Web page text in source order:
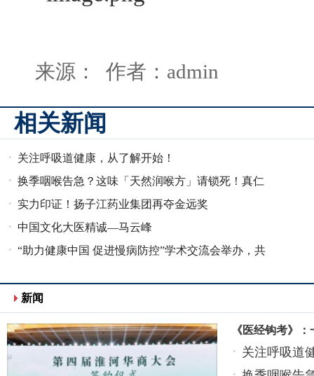
来源： 作者：admin
相关新闻
关注呼吸道健康，从了解开始！
换季咽喉告急？这味「天然润喉方」请锁死！真仁
堂川贝母粉守护
实力印证！扬子江药业集团再夺金远奖
中国文化大医精诚—马云峰
“助力健康中国 促进慢病防控”学术交流会举办，共
新闻
《医经钩考》
关注呼吸道